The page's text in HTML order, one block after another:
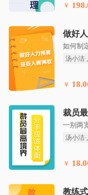
￥
做好
如何制
汤小洁
￥
裁员
一别两
汤小洁
￥
教练